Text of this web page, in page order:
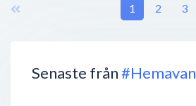
Senaste från#Hemavan
1 2 3